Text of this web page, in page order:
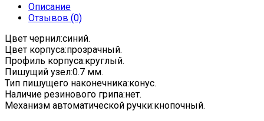
Описание
Отзывов (0)
Цвет чернил:синий.
Цвет корпуса:прозрачный.
Профиль корпуса:круглый.
Пишущий узел:0.7 мм.
Тип пишущего наконечника:конус.
Наличие резинового грипа:нет.
Механизм автоматической ручки:кнопочный.